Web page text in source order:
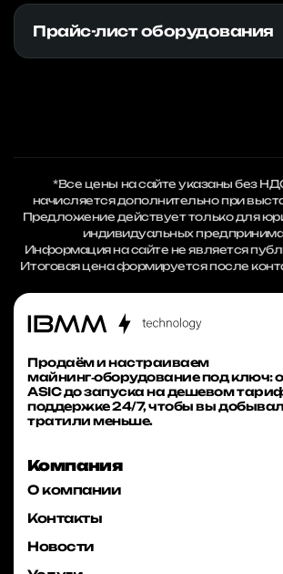
Прайс-лист оборудования
*Все цены на сайте указаны без
начисляется дополнительно при
Предложение действует только для
индивидуальных
Информация на сайте не является
Итоговая цена формируется после
Продаём и настраиваем
майнинг‑оборудование под ключ:
ASIC до запуска на дешевом
поддержке 24/7, чтобы вы
тратили меньше.
Компания
О компании
Контакты
Новости